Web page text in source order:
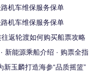
机车维保服务保单
机车维保服务保单
返轮渡如何购买船票攻略
新能源乘船介绍 · 购票全指
玉麟打造海参“品质摇篮”